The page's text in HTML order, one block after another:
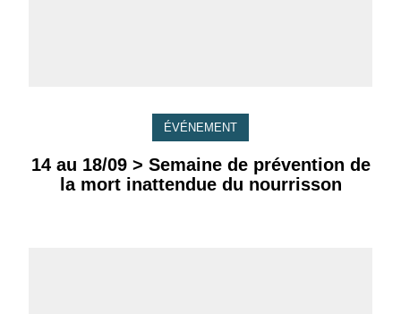
ÉVÉNEMENT
14 au 18/09 > Semaine de prévention de
la mort inattendue du nourrisson